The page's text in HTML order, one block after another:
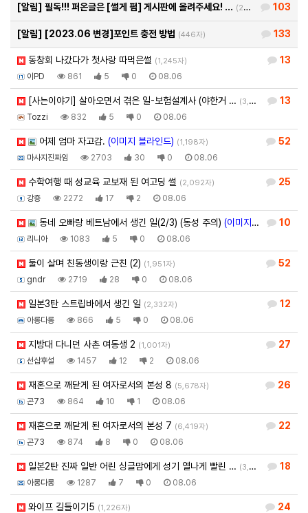
103
[알림] 필독!!! 퍼온글은 [썰게 펌] 게시판에 올려주세요! … (290자)
133
[알림] [2023.06 변경]포인트 충전 방법 (446자)
13
동창회 나갔다가 첫사랑 따먹은썰 (1,245자)
이PD 861 5 0 08.06
13
[사는이야기] 살아오면서 겪은 일-보험설계사 (야한거 … (3,581자)
Tozzi 832 5 0 08.06
52
어제 엄마 자고감. (이미지 블라인드) (1,198자)
마사지진짜임 2703 30 0 08.06
25
수학여행 때 성교육 교보재 된 여고딩 썰 (2,092자)
강죵 2272 17 2 08.06
10
동네 오빠랑 베트남에서 생긴 일(2/3) (동성 주의) (이미지 블라인드)
리니아 1083 5 0 08.06
52
둘이 살며 친동생이랑 근친 (2) (1,951자)
gndr 2719 28 0 08.06
12
일본3탄 스트립바에서 생긴 일 (2,332자)
아롱다롱 866 5 0 08.06
27
지방대 다니던 사촌 여동생 2 (1,001자)
선삽후설 1457 12 2 08.06
26
재혼으로 깨닫게 된 여자로서의 본성 8 (5,678자)
곤73 864 10 1 08.06
22
재혼으로 깨닫게 된 여자로서의 본성 7 (6,419자)
곤73 874 8 0 08.06
18
일본2탄 진짜 일반 어린 싱글맘에게 성기 열나게 빨린 … (3,920자)
아롱다롱 1287 7 0 08.06
24
와이프 길들이기5 (1,226자)